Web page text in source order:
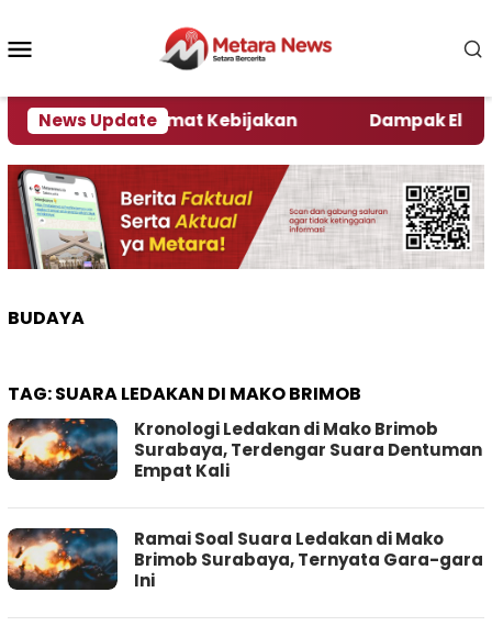
konten
News Update
Kata Pengamat Kebijakan Dampak El Nino,
BUDAYA
TAG:SUARA LEDAKAN DI MAKO BRIMOB
Kronologi Ledakan di Mako Brimob
Surabaya, Terdengar Suara Dentuman
Empat Kali
Ramai Soal Suara Ledakan di Mako
Brimob Surabaya, Ternyata Gara-gara
Ini